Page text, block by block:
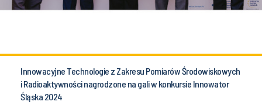
Innowacyjne Technologie z Zakresu Pomiarów Środowiskowych
i Radioaktywności nagrodzone na gali w konkursie Innowator
Śląska 2024